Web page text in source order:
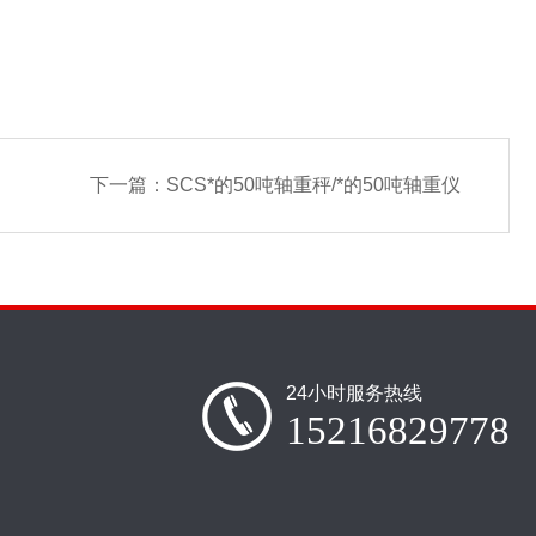
下一篇： SCS*的50吨轴重秤/*的50吨轴重仪
24小时服务热线
15216829778